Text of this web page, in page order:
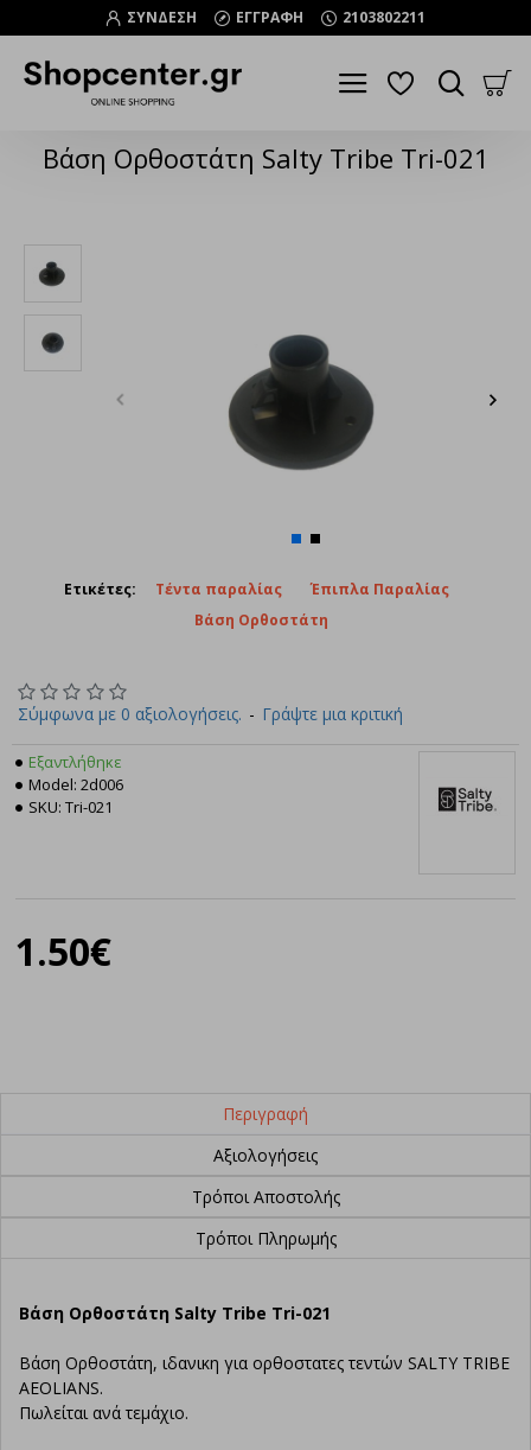
ΣΥΝΔΕΣΗ ΕΓΓΡΑΦΗ 2103802211
Βάση Ορθοστάτη Salty Tribe Tri-021
Ετικέτες: Τέντα παραλίας
Έπιπλα Παραλίας
Βάση Ορθοστάτη
Σύμφωνα με 0 αξιολογήσεις. - Γράψτε μια κριτική
1.50€
Εξαντλήθηκε
Model: 2d006
SKU: Tri-021
Περιγραφή
Αξιολογήσεις
Τρόποι Αποστολής
Τρόποι Πληρωμής
Βάση Ορθοστάτη Salty Tribe Tri-021
Βάση Ορθοστάτη, ιδανικη για ορθοστατες τεντών SALTY TRIBE
AEOLIANS.
Πωλείται ανά τεμάχιο.